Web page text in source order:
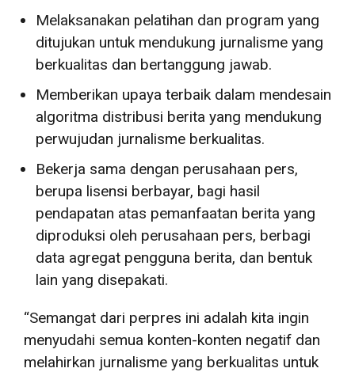
Melaksanakan pelatihan dan program yang
ditujukan untuk mendukung jurnalisme yang
berkualitas dan bertanggung jawab.
Memberikan upaya terbaik dalam mendesain
algoritma distribusi berita yang mendukung
perwujudan jurnalisme berkualitas.
Bekerja sama dengan perusahaan pers,
berupa lisensi berbayar, bagi hasil
pendapatan atas pemanfaatan berita yang
diproduksi oleh perusahaan pers, berbagi
data agregat pengguna berita, dan bentuk
lain yang disepakati.
“Semangat dari perpres ini adalah kita ingin
menyudahi semua konten-konten negatif dan
melahirkan jurnalisme yang berkualitas untuk